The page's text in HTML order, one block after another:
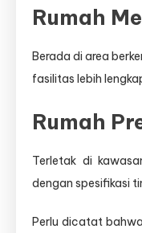
Rumah
Berada di area
fasilitas lebih
Rumah
Terletak di
dengan spesifikasi
Perlu dicatat